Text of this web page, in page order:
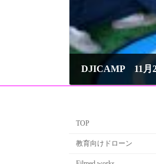
DJICAMP 11月
TOP
教育向けドローン